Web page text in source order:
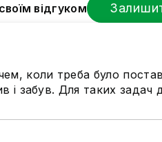
відгуком
коли треба було
забув. Для таких задач